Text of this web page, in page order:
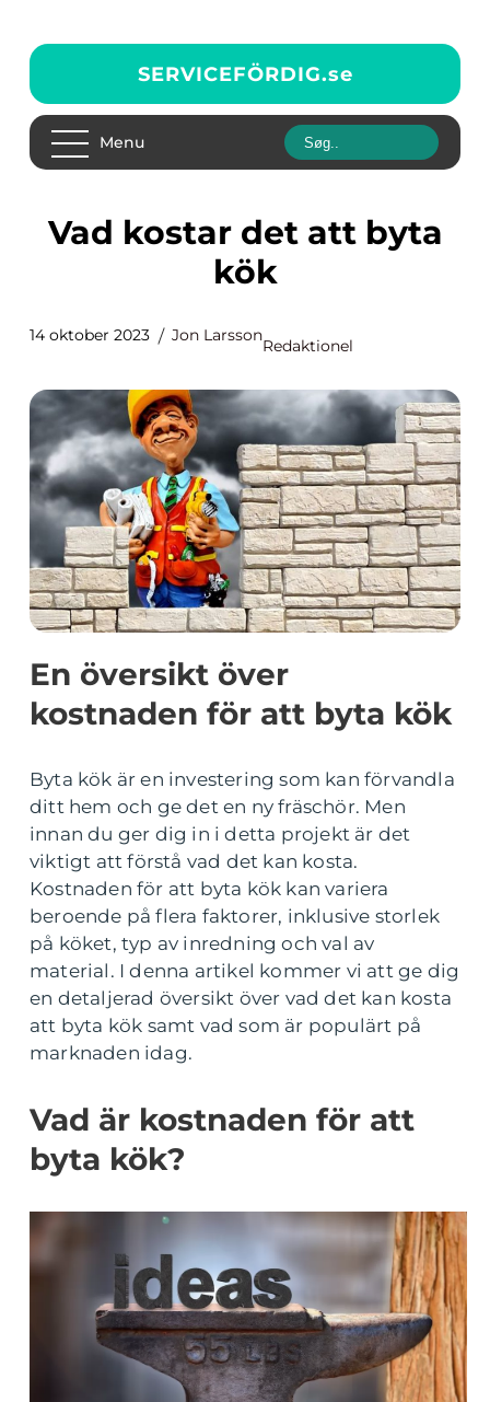
SERVICEFÖRDIG.se
Menu
Vad kostar det att byta
kök
14 oktober 2023 Jon Larsson
Redaktionel
En översikt över
kostnaden för att byta kök
Byta kök är en investering som kan förvandla
ditt hem och ge det en ny fräschör. Men
innan du ger dig in i detta projekt är det
viktigt att förstå vad det kan kosta.
Kostnaden för att byta kök kan variera
beroende på flera faktorer, inklusive storlek
på köket, typ av inredning och val av
material. I denna artikel kommer vi att ge dig
en detaljerad översikt över vad det kan kosta
att byta kök samt vad som är populärt på
marknaden idag.
Vad är kostnaden för att
byta kök?